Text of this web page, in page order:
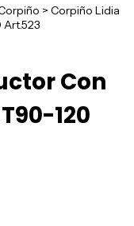
> Corpiño Lidia
Con
120